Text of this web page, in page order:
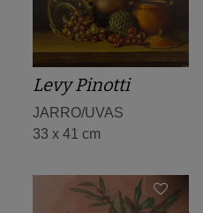
Levy Pinotti
JARRO/UVAS
33 x 41 cm